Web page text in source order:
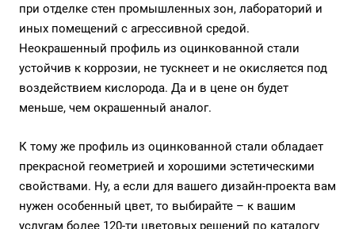
при отделке стен промышленных зон, лабораторий и
иных помещений с агрессивной средой.
Неокрашенный профиль из оцинкованной стали
устойчив к коррозии, не тускнеет и не окисляется под
воздействием кислорода. Да и в цене он будет
меньше, чем окрашенный аналог.
К тому же профиль из оцинкованной стали обладает
прекрасной геометрией и хорошими эстетическими
свойствами. Ну, а если для вашего дизайн-проекта вам
нужен особенный цвет, то выбирайте – к вашим
услугам более 120-ти цветовых решений по каталогу